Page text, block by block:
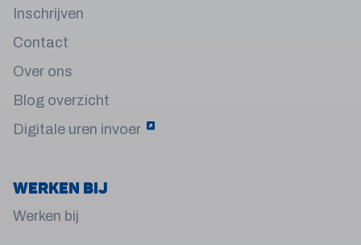
Inschrijven
Contact
Over ons
Blog overzicht
Digitale uren invoer
Werken bij
Werken bij